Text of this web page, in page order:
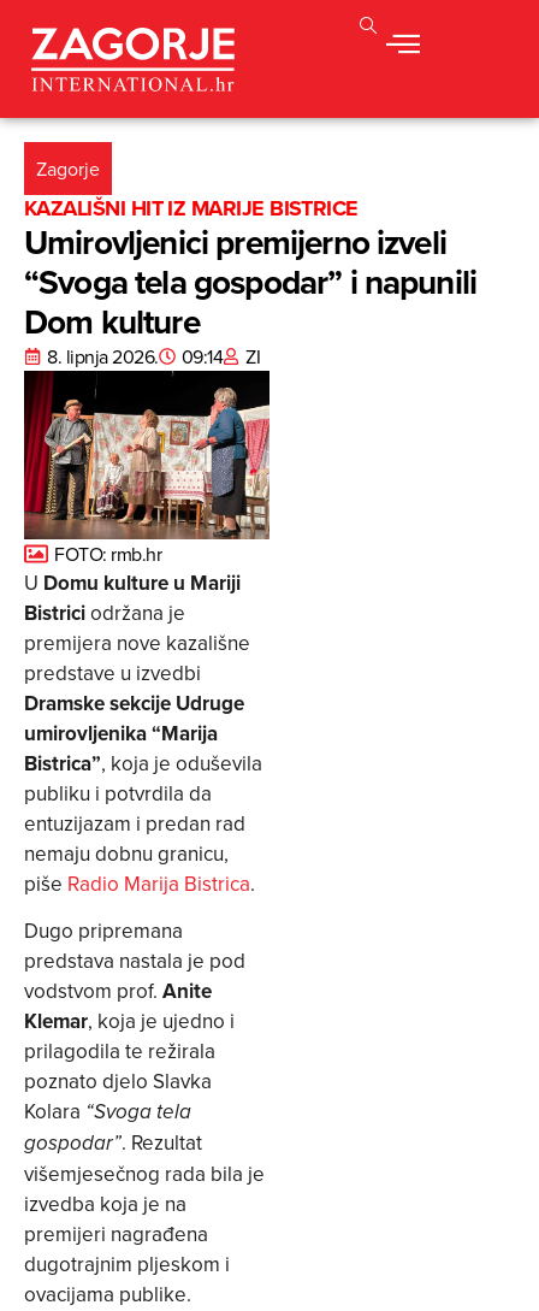
Zagorje
KAZALIŠNI HIT IZ MARIJE BISTRICE
Umirovljenici premijerno izveli
“Svoga tela gospodar” i napunili
Dom kulture
8. lipnja 2026. 09:14 ZI
FOTO: rmb.hr
U Domu kulture u Mariji
Bistriciodržana je
premijera nove kazališne
predstave u izvedbi
Dramske sekcije Udruge
umirovljenika “Marija
Bistrica”, koja je oduševila
publiku i potvrdila da
entuzijazam i predan rad
nemaju dobnu granicu,
piše Radio Marija Bistrica.
Dugo pripremana
predstava nastala je pod
vodstvom prof. Anite
Klemar, koja je ujedno i
prilagodila te režirala
poznato djelo Slavka
Kolara “Svoga tela
gospodar”. Rezultat
višemjesečnog rada bila je
izvedba koja je na
premijeri nagrađena
dugotrajnim pljeskom i
ovacijama publike.